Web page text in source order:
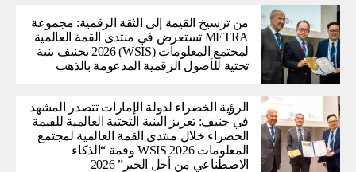
من ترسيخ القيمة إلى الثقة الرقمية: مجموعة
METRA تستعرض في منتدى القمة العالمية
لمجتمع المعلومات (WSIS) 2026 بجنيف بنية
تحتية للأصول الرقمية المدعومة بالذهب
الرؤية الخضراء لدولة الإمارات تتصدر المشهد
في جنيف: تعزيز البنية التحتية العالمية للقيمة
الخضراء خلال منتدى القمة العالمية لمجتمع
المعلومات WSIS 2026 وقمة “الذكاء
الاصطناعي من أجل الخير” 2026